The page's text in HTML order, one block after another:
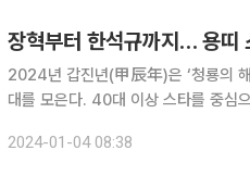
장혁부터 한석규까지… 용띠
2024년 갑진년(甲辰年)은 ‘청룡의
대를 모은다. 40대 이상 스타를 중심으로 2024년 행
현, 백지영, 송승헌, 송종호
2024-01-04 08:38